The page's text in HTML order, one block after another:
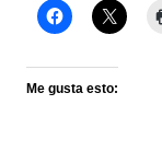
Me gusta esto: